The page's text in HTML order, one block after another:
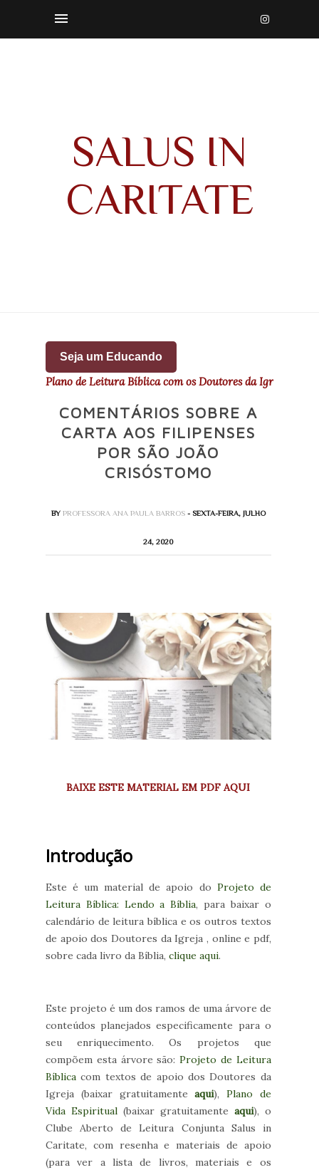
SALUS IN
CARITATE
Seja um Educando
Plano de Leitura Bíblica com os Doutores da Igreja
COMENTÁRIOS SOBRE A
CARTA AOS FILIPENSES
POR SÃO JOÃO
CRISÓSTOMO
BY PROFESSORA ANA PAULA BARROS - SEXTA-FEIRA, JULHO
24, 2020
BAIXE ESTE MATERIAL EM PDF AQUI
Introdução
Este é um material de apoio do Projeto de
Leitura Bíblica: Lendo a Bíblia, para baixar o
calendário de leitura bíblica e os outros textos
de apoio dos Doutores da Igreja , online e pdf,
sobre cada livro da Bíblia, clique aqui.
Este projeto é um dos ramos de uma árvore de
conteúdos planejados especificamente para o
seu enriquecimento. Os projetos que
compõem esta árvore são:Projeto de Leitura
Bíblica com textos de apoio dos Doutores da
Igreja (baixar gratuitamenteaqui),Plano de
Vida Espiritual(baixar gratuitamente aqui), o
Clube Aberto de Leitura Conjunta Salus in
Caritate, com resenha e materiais de apoio
(para ver a lista de livros, materiais e os